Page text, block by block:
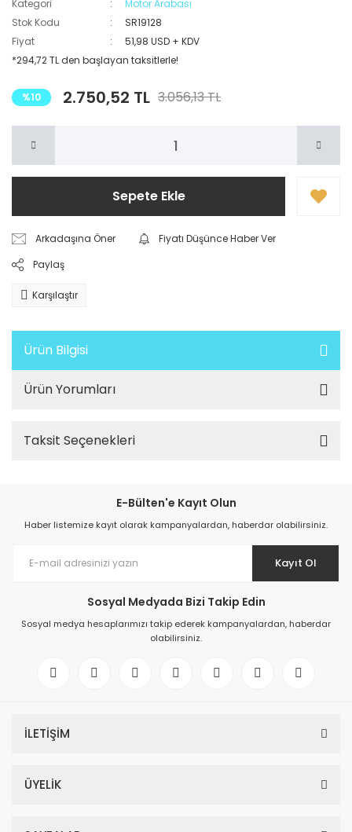
Kategori
Motor Arabası
Stok Kodu
SR19128
Fiyat
51,98 USD + KDV
*294,72 TL den başlayan taksitlerle!
%10 2.750,52 TL 3.056,13 TL
Sepete Ekle
Arkadaşına Öner
Fiyatı Düşünce Haber Ver
Paylaş
Karşılaştır
Ürün Bilgisi
Ürün Yorumları
Taksit Seçenekleri
E-Bülten'e Kayıt Olun
Haber listemize kayıt olarak kampanyalardan, haberdar olabilirsiniz.
Kayıt Ol
Sosyal Medyada Bizi Takip Edin
Sosyal medya hesaplarımızı takip ederek kampanyalardan, haberdar
olabilirsiniz.
İLETİŞİM
ÜYELİK